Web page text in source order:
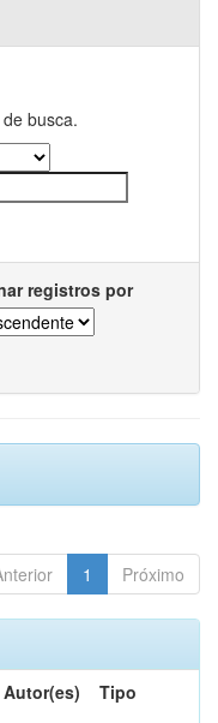
busca.
registros por
1 Próximo
Autor(es) Tipo